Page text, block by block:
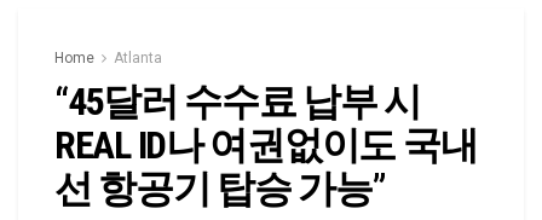
Home Atlanta
“45달러 수수료 납부 시
REAL ID나 여권없이도 국내
선 항공기 탑승 가능”